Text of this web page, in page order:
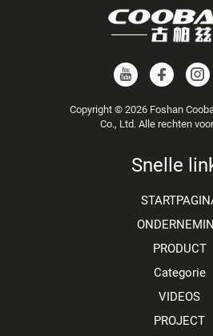
Copyright © 2026 Foshan
Co., Ltd. Alle rechten
Snelle
PRODUCT
Categorie
VIDEOS
PROJECT